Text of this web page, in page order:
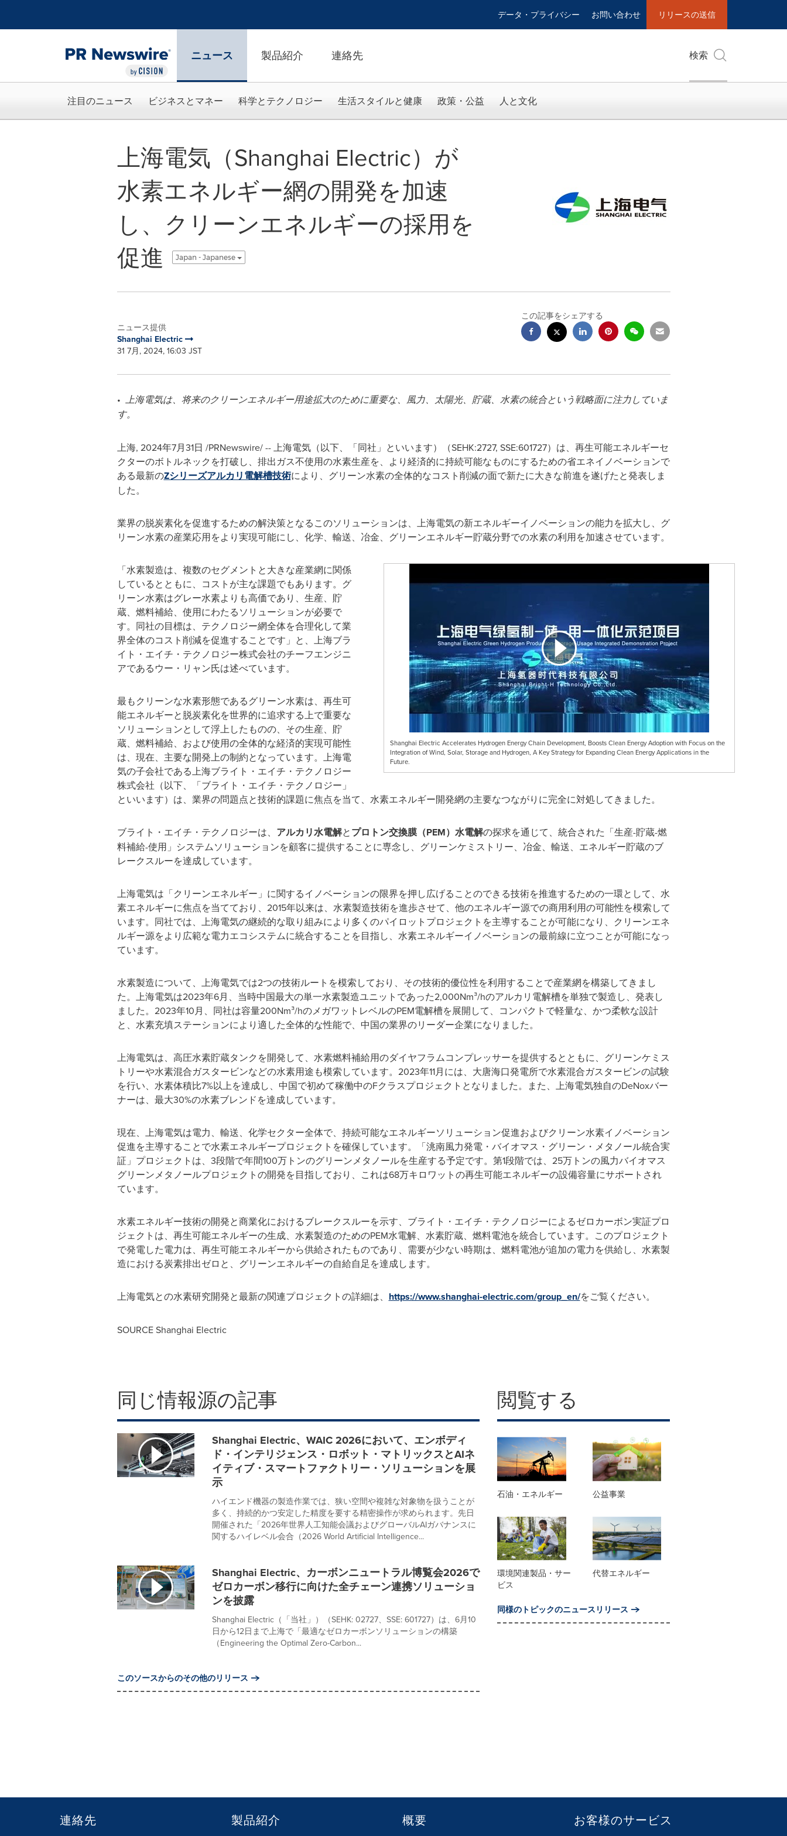
データ・プライバシー お問い合わせ リリースの送信
ニュース 製品紹介 連絡先 検索
注目のニュース ビジネスとマネー 科学とテクノロジー 生活スタイルと健康 政策・公益 人と文化
上海電気（Shanghai Electric）が
水素エネルギー網の開発を加速
し、クリーンエネルギーの採用を
促進
Japan - Japanese
ニュース提供
Shanghai Electric
31 7月, 2024, 16:03 JST
この記事をシェアする
• 上海電気は、将来のクリーンエネルギー用途拡大のために重要な、風力、太陽光、貯蔵、水素の統合という戦略面に注力していま
す。
上海, 2024年7月31日 /PRNewswire/ -- 上海電気（以下、「同社」といいます）（SEHK:2727, SSE:601727）は、再生可能エネルギーセ
クターのボトルネックを打破し、排出ガス不使用の水素生産を、より経済的に持続可能なものにするための省エネイノベーションで
ある最新のZシリーズアルカリ電解槽技術により、グリーン水素の全体的なコスト削減の面で新たに大きな前進を遂げたと発表しま
した。
業界の脱炭素化を促進するための解決策となるこのソリューションは、上海電気の新エネルギーイノベーションの能力を拡大し、グ
リーン水素の産業応用をより実現可能にし、化学、輸送、冶金、グリーンエネルギー貯蔵分野での水素の利用を加速させています。
Shanghai Electric Accelerates Hydrogen Energy Chain Development, Boosts Clean Energy Adoption with Focus on the
Integration of Wind, Solar, Storage and Hydrogen, A Key Strategy for Expanding Clean Energy Applications in the
Future.
「水素製造は、複数のセグメントと大きな産業網に関係
しているとともに、コストが主な課題でもあります。グ
リーン水素はグレー水素よりも高価であり、生産、貯
蔵、燃料補給、使用にわたるソリューションが必要で
す。同社の目標は、テクノロジー網全体を合理化して業
界全体のコスト削減を促進することです」と、上海ブラ
イト・エイチ・テクノロジー株式会社のチーフエンジニ
アであるウー・リャン氏は述べています。
最もクリーンな水素形態であるグリーン水素は、再生可
能エネルギーと脱炭素化を世界的に追求する上で重要な
ソリューションとして浮上したものの、その生産、貯
蔵、燃料補給、および使用の全体的な経済的実現可能性
は、現在、主要な開発上の制約となっています。上海電
気の子会社である上海ブライト・エイチ・テクノロジー
株式会社（以下、「ブライト・エイチ・テクノロジー」
といいます）は、業界の問題点と技術的課題に焦点を当て、水素エネルギー開発網の主要なつながりに完全に対処してきました。
ブライト・エイチ・テクノロジーは、 アルカリ水電解とプロトン交換膜（PEM）水電解の探求を通じて、統合された「生産-貯蔵-燃
料補給-使用」システムソリューションを顧客に提供することに専念し、グリーンケミストリー、冶金、輸送、エネルギー貯蔵のブ
レークスルーを達成しています。
上海電気は「クリーンエネルギー」に関するイノベーションの限界を押し広げることのできる技術を推進するための一環として、水
素エネルギーに焦点を当てており、2015年以来は、水素製造技術を進歩させて、他のエネルギー源での商用利用の可能性を模索して
います。同社では、上海電気の継続的な取り組みにより多くのパイロットプロジェクトを主導することが可能になり、クリーンエネ
ルギー源をより広範な電力エコシステムに統合することを目指し、水素エネルギーイノベーションの最前線に立つことが可能になっ
ています。
水素製造について、上海電気では2つの技術ルートを模索しており、その技術的優位性を利用することで産業網を構築してきまし
た。上海電気は2023年6月、当時中国最大の単一水素製造ユニットであった2,000Nm³/hのアルカリ電解槽を単独で製造し、発表し
ました。2023年10月、同社は容量200Nm³/hのメガワットレベルのPEM電解槽を展開して、コンパクトで軽量な、かつ柔軟な設計
と、水素充填ステーションにより適した全体的な性能で、中国の業界のリーダー企業になりました。
上海電気は、高圧水素貯蔵タンクを開発して、水素燃料補給用のダイヤフラムコンプレッサーを提供するとともに、グリーンケミス
トリーや水素混合ガスタービンなどの水素用途も模索しています。2023年11月には、大唐海口発電所で水素混合ガスタービンの試験
を行い、水素体積比7%以上を達成し、中国で初めて稼働中のFクラスプロジェクトとなりました。また、上海電気独自のDeNoxバー
ナーは、最大30%の水素ブレンドを達成しています。
現在、上海電気は電力、輸送、化学セクター全体で、持続可能なエネルギーソリューション促進およびクリーン水素イノベーション
促進を主導することで水素エネルギープロジェクトを確保しています。「洮南風力発電・バイオマス・グリーン・メタノール統合実
証」プロジェクトは、3段階で年間100万トンのグリーンメタノールを生産する予定です。第1段階では、25万トンの風力バイオマス
グリーンメタノールプロジェクトの開発を目指しており、これは68万キロワットの再生可能エネルギーの設備容量にサポートされ
ています。
水素エネルギー技術の開発と商業化におけるブレークスルーを示す、ブライト・エイチ・テクノロジーによるゼロカーボン実証プロ
ジェクトは、再生可能エネルギーの生成、水素製造のためのPEM水電解、水素貯蔵、燃料電池を統合しています。このプロジェクト
で発電した電力は、再生可能エネルギーから供給されたものであり、需要が少ない時期は、燃料電池が追加の電力を供給し、水素製
造における炭素排出ゼロと、グリーンエネルギーの自給自足を達成します。
上海電気との水素研究開発と最新の関連プロジェクトの詳細は、 https://www.shanghai-electric.com/group_en/をご覧ください。
SOURCE Shanghai Electric
同じ情報源の記事
Shanghai Electric、WAIC 2026において、エンボディ
ド・インテリジェンス・ロボット・マトリックスとAIネ
イティブ・スマートファクトリー・ソリューションを展
示
ハイエンド機器の製造作業では、狭い空間や複雑な対象物を扱うことが
多く、持続的かつ安定した精度を要する精密操作が求められます。先日
開催された「2026年世界人工知能会議およびグローバルAIガバナンスに
関するハイレベル会合（2026 World Artificial Intelligence...
Shanghai Electric、カーボンニュートラル博覧会2026で
ゼロカーボン移行に向けた全チェーン連携ソリューショ
ンを披露
Shanghai Electric（「当社」）（SEHK: 02727、SSE: 601727）は、6月10
日から12日まで上海で「最適なゼロカーボンソリューションの構築
（Engineering the Optimal Zero-Carbon...
このソースからのその他のリリース
閲覧する
石油・エネルギー 公益事業
環境関連製品・サー
ビス
代替エネルギー
同様のトピックのニュースリリース
連絡先 製品紹介 概要 お客様のサービス